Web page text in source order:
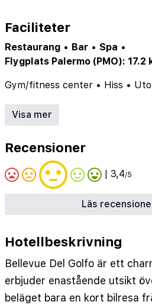
Faciliteter
Restaurang • Bar • Spa •
Flygplats Palermo (PMO): 17.2
Gym/fitness center • Hiss •
Luftkonditionering
Visa mer
Recensioner
| 3,4/5
Läs
Hotellbeskrivning
Bellevue Del Golfo är ett
erbjuder enastående utsikt
beläget bara en kort bilresa